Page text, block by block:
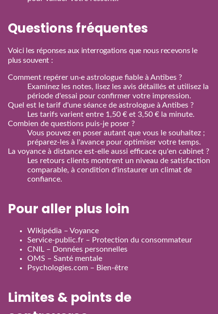
Questions fréquentes
Voici les réponses aux interrogations que nous recevons le
plus souvent :
Comment repérer un·e astrologue fiable à Antibes ?
Examinez les notes, lisez les avis détaillés et utilisez la
période d'essai pour confirmer votre impression.
Quel est le tarif d'une séance de astrologue à Antibes ?
Les tarifs varient entre 1,50 € et 3,50 € la minute.
Combien de questions puis‑je poser ?
Vous pouvez en poser autant que vous le souhaitez ;
préparez‑les à l'avance pour optimiser votre temps.
La voyance à distance est‑elle aussi efficace qu'en cabinet ?
Les retours clients montrent un niveau de satisfaction
comparable, à condition d'instaurer un climat de
confiance.
Pour aller plus loin
Wikipédia – Voyance
Service‑public.fr – Protection du consommateur
CNIL – Données personnelles
OMS – Santé mentale
Psychologies.com – Bien‑être
Limites & points de